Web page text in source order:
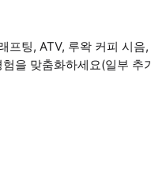
프팅, ATV, 루왁 커피 시
을 맞춤화하세요(일부 추